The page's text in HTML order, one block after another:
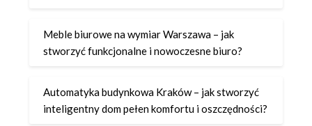
Meble biurowe na wymiar Warszawa – jak
stworzyć funkcjonalne i nowoczesne biuro?
Automatyka budynkowa Kraków – jak stworzyć
inteligentny dom pełen komfortu i oszczędności?